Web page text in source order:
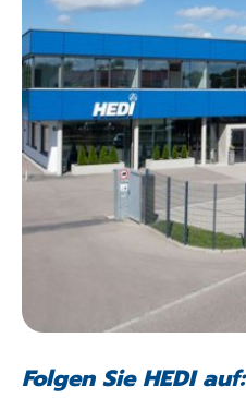
Folgen Sie HEDI auf: